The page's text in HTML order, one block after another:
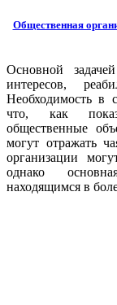
Общественная
Основной
интересов,
Необходимость в
что, как
общественные
могут отражать
организации
однако
находящимся в